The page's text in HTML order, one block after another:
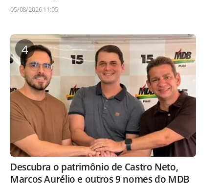
05/08/2026 11:05
4
Descubra o patrimônio de Castro Neto,
Marcos Aurélio e outros 9 nomes do MDB